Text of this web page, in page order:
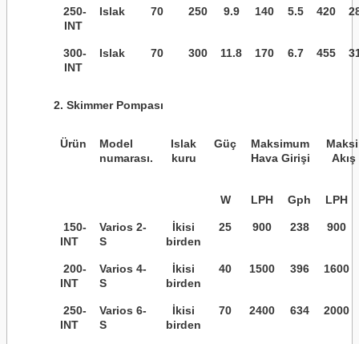
250-
INT
Islak 70 250 9.9 140 5.5 420
300-
INT
Islak 70 300 11.8 170 6.7 455
2. Skimmer Pompası
Ürün
Model
numarası.
Islak
kuru
Güç
Maksimum
Hava Girişi
Akış
W LPH Gph LPH
150-
INT
Varios 2-
S
İkisi
birden
25 900 238 900
200-
INT
Varios 4-
S
İkisi
birden
40 1500 396 1600
250-
INT
Varios 6-
S
İkisi
birden
70 2400 634 2000